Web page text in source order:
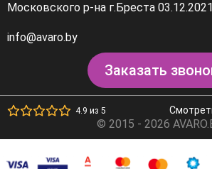
Московского р-на г.Бреста 03.12.2021
info@avaro.by
Заказать
4.9 из 5
© 2015 - 2026